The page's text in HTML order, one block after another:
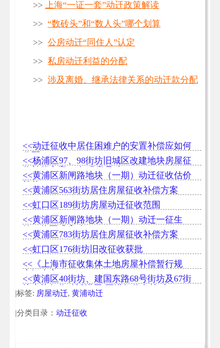
>> 上海“一证一套”动迁政策解读
>> “数砖头”和“数人头”哪个划算
>> 公房动迁“同住人”认定
>> 私房动迁利益的分配
>> 涉及离婚、继承法律关系的动迁款分配
<<动迁征收中居住困难户的安置补偿应如何
分配
<<杨浦区97、98街坊旧城区改建地块房屋征
收补偿方案 （征求意见稿）
<<黄浦区新闸路地块（一期）动迁征收估价
机构
<<黄浦区563街坊居住房屋征收补偿方案
<<虹口区189街坊房屋动迁征收范围
<<黄浦区新闸路地块（一期）动迁一征生
效，将正式启动
<<黄浦区783街坊居住房屋征收补偿方案
<<虹口区176街坊旧改征收获批
<<《上海市征收集体土地房屋补偿暂行规
定》全文
<<黄浦区40街坊、​建国东路68号街坊及67街
坊东块征收动迁进展-正进行信息核对
|标签: 房屋动迁, 黄浦动迁
|分类目录： 动迁征收